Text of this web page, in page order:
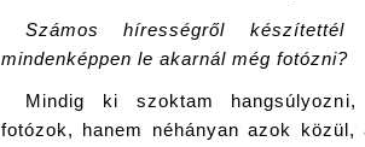
Számos hírességről
mindenképpen le akarnál még fotózni?
Mindig ki szoktam
fotózok, hanem néhányan azok